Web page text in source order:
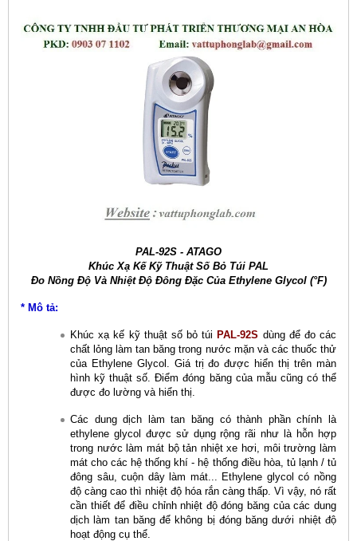
PAL-92S - ATAGO
Khúc Xạ Kế Kỹ Thuật Số Bỏ Túi PAL
Đo Nồng Độ Và Nhiệt Độ Đông Đặc Của Ethylene Glycol (°F)
* Mô tả:
Khúc xạ kế kỹ thuật số bỏ túi PAL-92S dùng để đo các
chất lỏng làm tan băng trong nước mặn và các thuốc thử
của Ethylene Glycol. Giá trị đo được hiển thị trên màn
hình kỹ thuật số. Điểm đóng băng của mẫu cũng có thể
được đo lường và hiển thị.
Các dung dịch làm tan băng có thành phần chính là
ethylene glycol được sử dụng rộng rãi như là hỗn hợp
trong nước làm mát bộ tản nhiệt xe hơi, môi trường làm
mát cho các hệ thống khí - hệ thống điều hòa, tủ lạnh / tủ
đông sâu, cuộn dây làm mát... Ethylene glycol có nồng
độ càng cao thì nhiệt độ hóa rắn càng thấp. Vì vậy, nó rất
cần thiết để điều chỉnh nhiệt độ đóng băng của các dung
dịch làm tan băng để không bị đóng băng dưới nhiệt độ
hoạt động cụ thể.